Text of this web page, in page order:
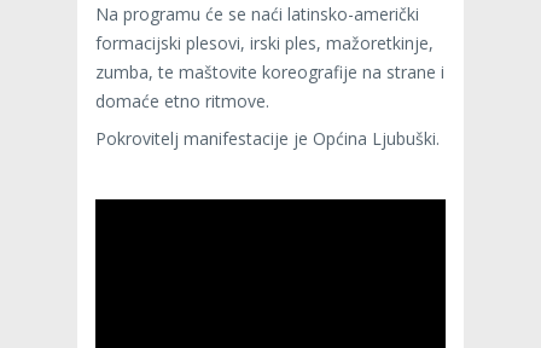
Na programu će se naći latinsko-američki
formacijski plesovi, irski ples, mažoretkinje,
zumba, te maštovite koreografije na strane i
domaće etno ritmove.
Pokrovitelj manifestacije je Općina Ljubuški.